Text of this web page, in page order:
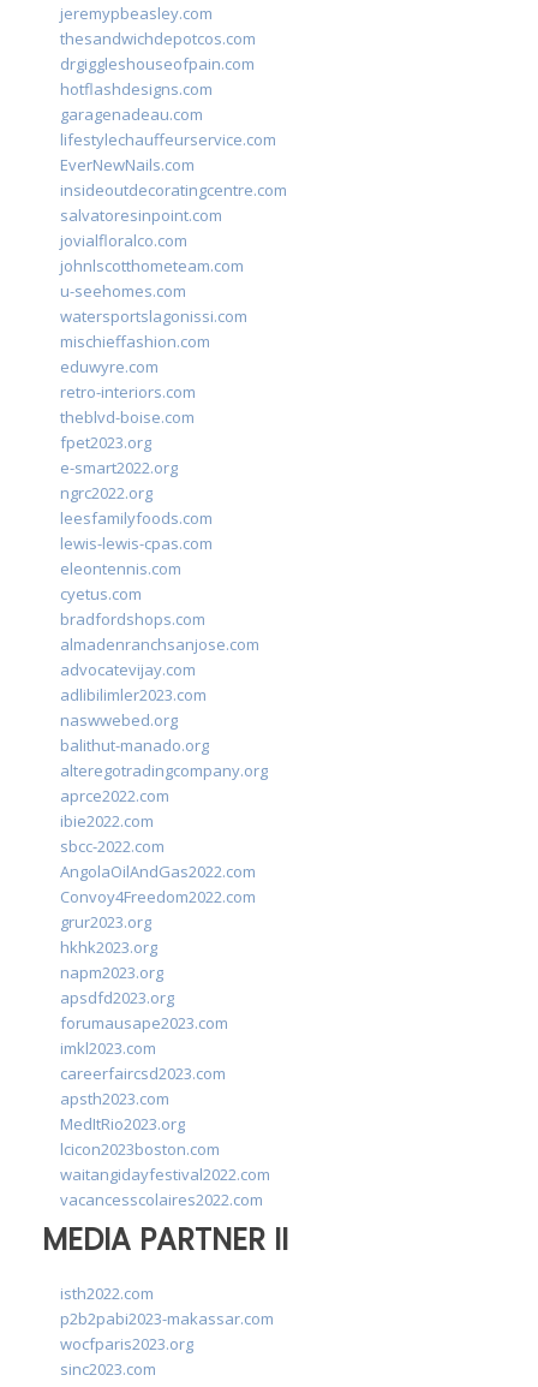
jeremypbeasley.com
thesandwichdepotcos.com
drgiggleshouseofpain.com
hotflashdesigns.com
garagenadeau.com
lifestylechauffeurservice.com
EverNewNails.com
insideoutdecoratingcentre.com
salvatoresinpoint.com
jovialfloralco.com
johnlscotthometeam.com
u-seehomes.com
watersportslagonissi.com
mischieffashion.com
eduwyre.com
retro-interiors.com
theblvd-boise.com
fpet2023.org
e-smart2022.org
ngrc2022.org
leesfamilyfoods.com
lewis-lewis-cpas.com
eleontennis.com
cyetus.com
bradfordshops.com
almadenranchsanjose.com
advocatevijay.com
adlibilimler2023.com
naswwebed.org
balithut-manado.org
alteregotradingcompany.org
aprce2022.com
ibie2022.com
sbcc-2022.com
AngolaOilAndGas2022.com
Convoy4Freedom2022.com
grur2023.org
hkhk2023.org
napm2023.org
apsdfd2023.org
forumausape2023.com
imkl2023.com
careerfaircsd2023.com
apsth2023.com
MedItRio2023.org
lcicon2023boston.com
waitangidayfestival2022.com
vacancesscolaires2022.com
MEDIA PARTNER II
isth2022.com
p2b2pabi2023-makassar.com
wocfparis2023.org
sinc2023.com